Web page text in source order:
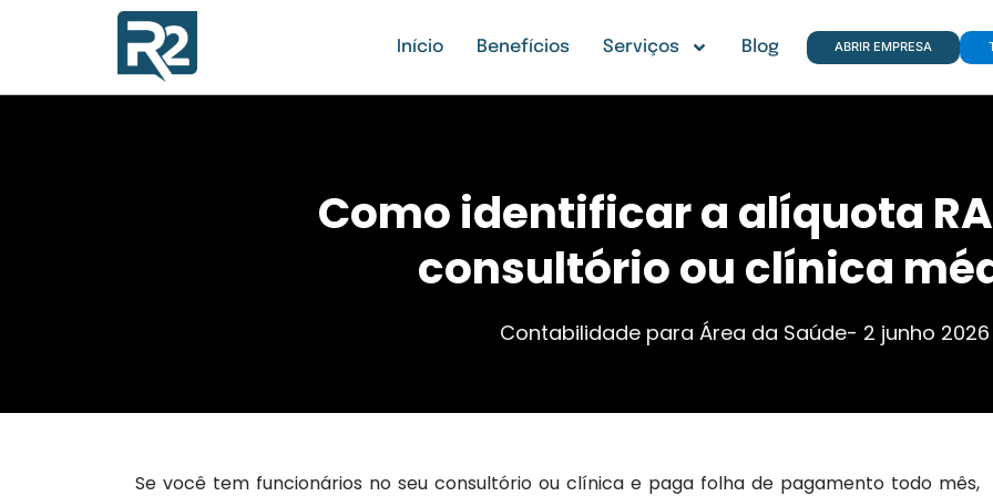
Início Benefícios Serviços Blog ABRIR EMPRESA
Como identificar a alíquota
consultório ou clínica
Contabilidade para Área da Saúde- 2 junho 2026
Se você tem funcionários no seu consultório ou clínica e paga folha de pagamento todo mês,